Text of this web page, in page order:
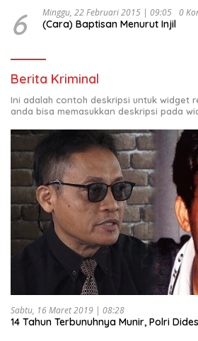
6 Minggu, 22 Februari 2015 | 09:05 0
(Cara) Baptisan Menurut Injil
Berita Kriminal
Ini adalah contoh deskripsi untuk widget
anda bisa memasukkan deskripsi pada
Sabtu, 16 Maret 2019 | 08:28
14 Tahun Terbunuhnya Munir, Polri